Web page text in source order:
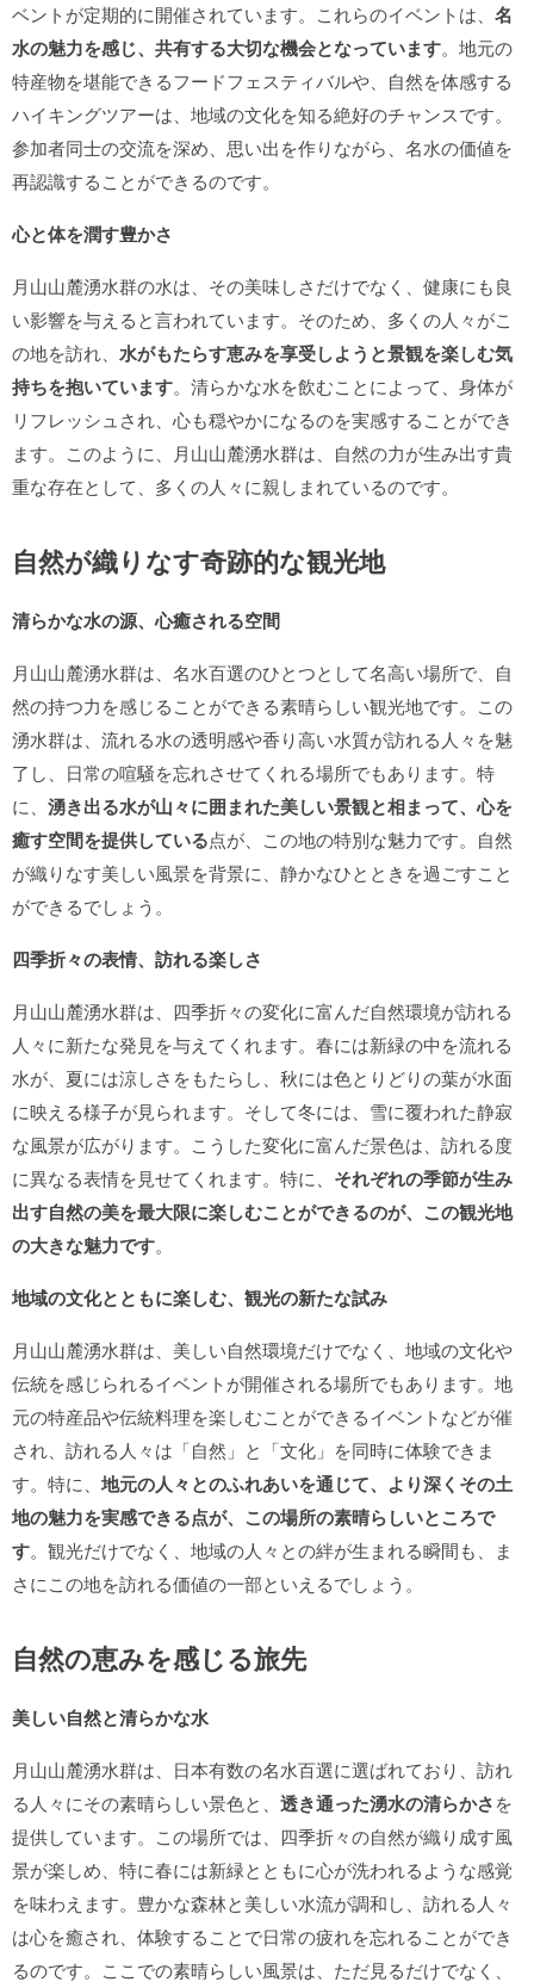
ベントが定期的に開催されています。これらのイベントは、 名
水の魅力を感じ、共有する大切な機会となっています。地元の
特産物を堪能できるフードフェスティバルや、自然を体感する
ハイキングツアーは、地域の文化を知る絶好のチャンスです。
参加者同士の交流を深め、思い出を作りながら、名水の価値を
再認識することができるのです。
心と体を潤す豊かさ
月山山麓湧水群の水は、その美味しさだけでなく、健康にも良
い影響を与えると言われています。そのため、多くの人々がこ
の地を訪れ、 水がもたらす恵みを享受しようと景観を楽しむ気
持ちを抱いています。清らかな水を飲むことによって、身体が
リフレッシュされ、心も穏やかになるのを実感することができ
ます。このように、月山山麓湧水群は、自然の力が生み出す貴
重な存在として、多くの人々に親しまれているのです。
自然が織りなす奇跡的な観光地
清らかな水の源、心癒される空間
月山山麓湧水群は、名水百選のひとつとして名高い場所で、自
然の持つ力を感じることができる素晴らしい観光地です。この
湧水群は、流れる水の透明感や香り高い水質が訪れる人々を魅
了し、日常の喧騒を忘れさせてくれる場所でもあります。特
に、 湧き出る水が山々に囲まれた美しい景観と相まって、心を
癒す空間を提供している点が、この地の特別な魅力です。自然
が織りなす美しい風景を背景に、静かなひとときを過ごすこと
ができるでしょう。
四季折々の表情、訪れる楽しさ
月山山麓湧水群は、四季折々の変化に富んだ自然環境が訪れる
人々に新たな発見を与えてくれます。春には新緑の中を流れる
水が、夏には涼しさをもたらし、秋には色とりどりの葉が水面
に映える様子が見られます。そして冬には、雪に覆われた静寂
な風景が広がります。こうした変化に富んだ景色は、訪れる度
に異なる表情を見せてくれます。特に、 それぞれの季節が生み
出す自然の美を最大限に楽しむことができるのが、この観光地
の大きな魅力です。
地域の文化とともに楽しむ、観光の新たな試み
月山山麓湧水群は、美しい自然環境だけでなく、地域の文化や
伝統を感じられるイベントが開催される場所でもあります。地
元の特産品や伝統料理を楽しむことができるイベントなどが催
され、訪れる人々は「自然」と「文化」を同時に体験できま
す。特に、 地元の人々とのふれあいを通じて、より深くその土
地の魅力を実感できる点が、この場所の素晴らしいところで
す。観光だけでなく、地域の人々との絆が生まれる瞬間も、ま
さにこの地を訪れる価値の一部といえるでしょう。
自然の恵みを感じる旅先
美しい自然と清らかな水
月山山麓湧水群は、日本有数の名水百選に選ばれており、訪れ
る人々にその素晴らしい景色と、 透き通った湧水の清らかさを
提供しています。この場所では、四季折々の自然が織り成す風
景が楽しめ、特に春には新緑とともに心が洗われるような感覚
を味わえます。豊かな森林と美しい水流が調和し、訪れる人々
は心を癒され、体験することで日常の疲れを忘れることができ
るのです。ここでの素晴らしい風景は、ただ見るだけでなく、